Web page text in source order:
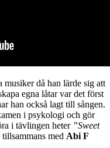
musiker då han lärde sig att
egna låtar var det först
han också lagt till sången.
i psykologi och gör
i tävlingen heter ”Sweet
med Abi F